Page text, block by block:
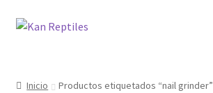
Ir
Ir
Inicio Productos etiquetados “nail grinder”